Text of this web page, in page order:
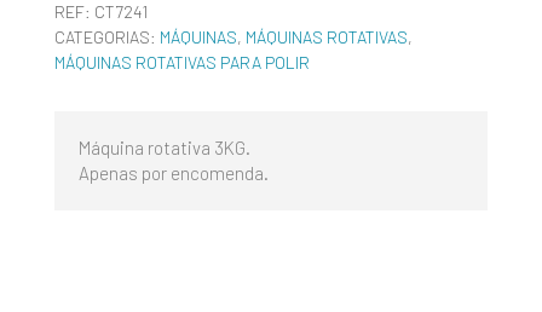
REF: CT7241
CATEGORIAS: MÁQUINAS, MÁQUINAS ROTATIVAS,
MÁQUINAS ROTATIVAS PARA POLIR
Máquina rotativa 3KG.
Apenas por encomenda.